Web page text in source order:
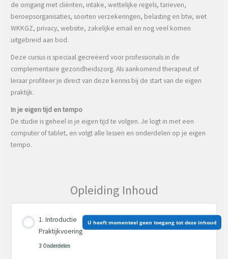
de omgang met cliënten, intake, wettelijke regels, tarieven,
beroepsorganisaties, soorten verzekeringen, belasting en btw, wet
WKKGZ, privacy, website, zakelijke email en nog veel komen
uitgebreid aan bod.
Deze cursus is speciaal gecreëerd voor professionals in de
complementaire gezondheidszorg. Als aankomend therapeut of
leraar profiteer je direct van deze kennis bij de start van de eigen
praktijk.
In je eigen tijd en tempo
De studie is geheel in je eigen tijd te volgen. Je logt in met een
computer of tablet, en volgt alle lessen en onderdelen op je eigen
tempo.
Opleiding Inhoud
Introductie
Praktijkvoering
3 Onderdelen
U heeft momenteel geen toegang tot deze inhoud